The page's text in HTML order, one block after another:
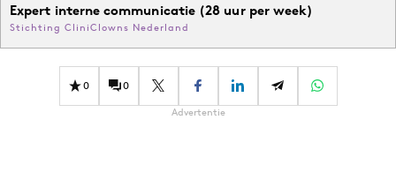
Expert interne communicatie (28 uur per week)
Stichting CliniClowns Nederland
0 0
Advertentie